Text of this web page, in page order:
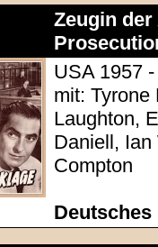
Zeugin
USA 1957
mit: Tyrone
Laughton,
Daniell, Ian
Compton